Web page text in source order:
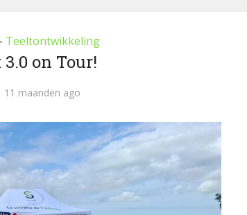
• Teeltontwikkeling
on Tour!
11 maanden ago